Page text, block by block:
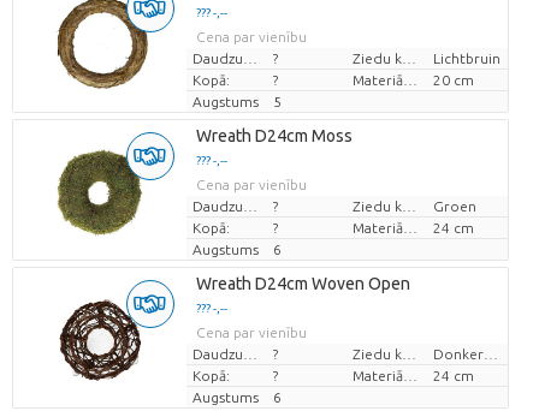
??? -,--
Cena par vienību
?
Lichtbruin
Kopā:
?
20 cm
Augstums
5
Wreath D24cm Moss
??? -,--
Cena par vienību
?
Groen
Kopā:
?
24 cm
Augstums
6
Wreath D24cm Woven Open
??? -,--
Cena par vienību
?
Kopā:
?
24 cm
Augstums
6